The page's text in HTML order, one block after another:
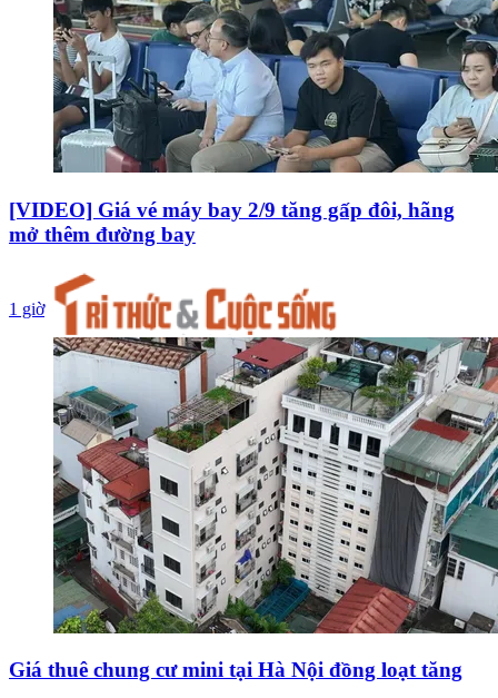
[VIDEO] Giá vé máy bay 2/9 tăng gấp đôi, hãng
mở thêm đường bay
1 giờ
Giá thuê chung cư mini tại Hà Nội đồng loạt tăng